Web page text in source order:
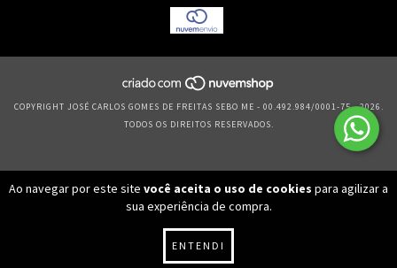
Ao navegar por este site você aceita o uso de cookies para agilizar a
sua experiência de compra.
ENTENDI
COPYRIGHT JOSÉ CARLOS GOMES DE FREITAS SEBO ME - 00.492.984/0001-75 - 2026.
TODOS OS DIREITOS RESERVADOS.